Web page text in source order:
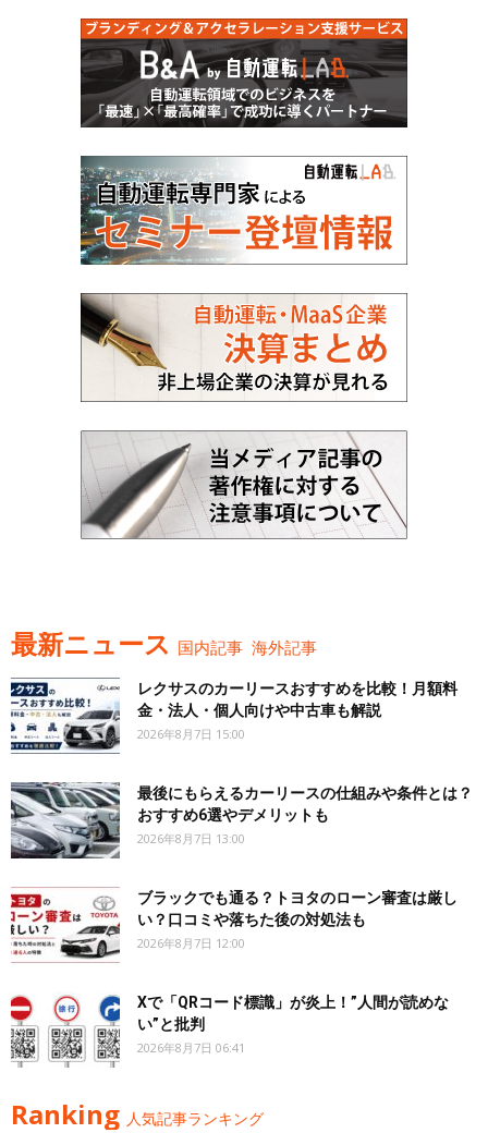
最新ニュース 国内記事 海外記事
レクサスのカーリースおすすめを比較！月額料
金・法人・個人向けや中古車も解説
2026年8月7日 15:00
最後にもらえるカーリースの仕組みや条件とは？
おすすめ6選やデメリットも
2026年8月7日 13:00
ブラックでも通る？トヨタのローン審査は厳し
い？口コミや落ちた後の対処法も
2026年8月7日 12:00
Xで「QRコード標識」が炎上！”人間が読めな
い”と批判
2026年8月7日 06:41
Ranking 人気記事ランキング